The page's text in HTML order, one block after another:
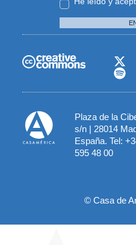
Plaza de la
s/n | 28014
España. Tel:
595 48 00
© Casa de